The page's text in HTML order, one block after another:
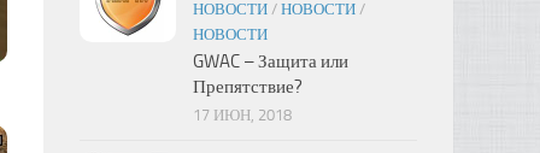
НОВОСТИ / НОВОСТИ /
НОВОСТИ
GWAC – Защита или
Препятствие?
17 ИЮН, 2018